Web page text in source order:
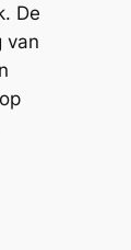
De
van